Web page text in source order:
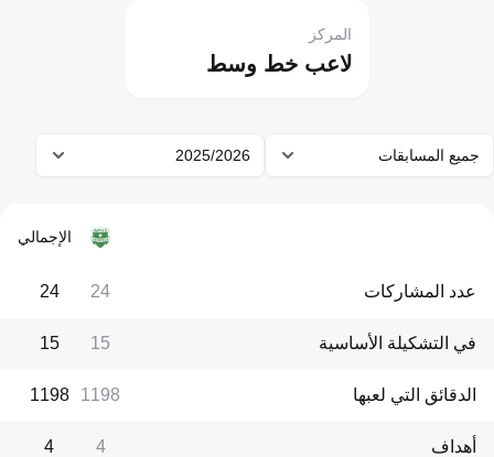
لاعب خط وسط
المركز
جميع المسابقات 2025/2026
الإجمالي
عدد المشاركات 24
24
في التشكيلة الأساسية 15
15
الدقائق التي لعبها 1198
1198
أهداف 4
4